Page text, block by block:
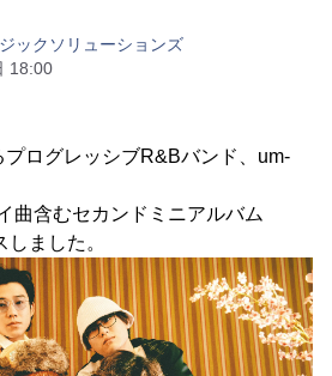
ックソリューションズ
18:00
ログレッシブR&Bバンド、um-
曲含むセカンドミニアルバム
しました。